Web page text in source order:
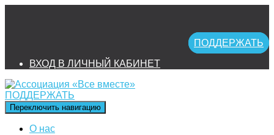
ПОДДЕРЖАТЬ
ВХОД В ЛИЧНЫЙ КАБИНЕТ
ПОДДЕРЖАТЬ
Переключить навигацию
О нас